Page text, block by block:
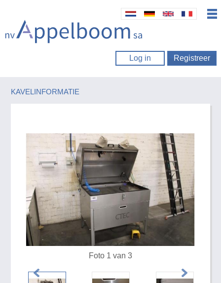
Log in Registreer
KAVELINFORMATIE
Foto 1 van 3